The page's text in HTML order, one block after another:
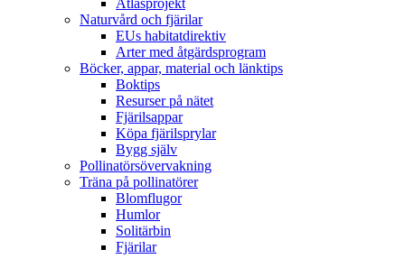
Naturvård och fjärilar
EUs habitatdirektiv
Arter med åtgärdsprogram
Böcker, appar, material och länktips
Boktips
Resurser på nätet
Fjärilsappar
Köpa fjärilsprylar
Bygg själv
Pollinatörsövervakning
Träna på pollinatörer
Blomflugor
Humlor
Solitärbin
Fjärilar